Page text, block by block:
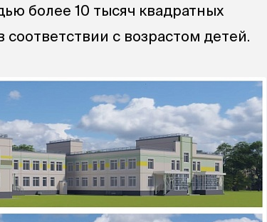
более 10 тысяч квадратных
соответствии с возрастом детей.